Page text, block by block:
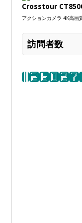
Crosstour
アクションカメラ 4K高画
訪問者数